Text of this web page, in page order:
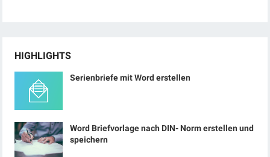
HIGHLIGHTS
Serienbriefe mit Word erstellen
Word Briefvorlage nach DIN- Norm erstellen und
speichern